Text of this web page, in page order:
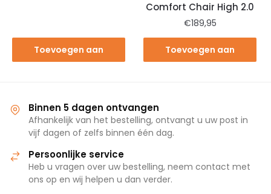
Toevoegen aan
Comfort Chair High 2.0
€189,95
Toevoegen aan
Binnen 5 dagen ontvangen
Afhankelijk van het bestelling, ontvangt u uw post in
vijf dagen of zelfs binnen één dag.
Persoonlijke service
Heb u vragen over uw bestelling, neem contact met
ons op en wij helpen u dan verder.